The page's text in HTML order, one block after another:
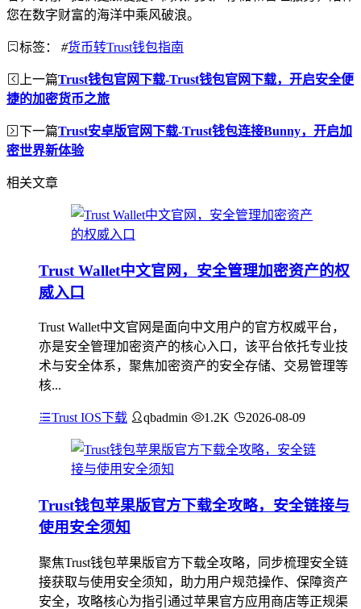
您在数字财富的海洋中乘风破浪。
标签： #货币转Trust钱包指南
上一篇Trust钱包官网下载-Trust钱包官网下载，开启安全便
捷的加密货币之旅
下一篇Trust安卓版官网下载-Trust钱包连接Bunny，开启加
密世界新体验
相关文章
Trust Wallet中文官网，安全管理加密资产的权
威入口
Trust Wallet中文官网是面向中文用户的官方权威平台，
亦是安全管理加密资产的核心入口，该平台依托专业技
术与安全体系，聚焦加密资产的安全存储、交易管理等
核...
Trust IOS下载 qbadmin 1.2K 2026-08-09
Trust钱包苹果版官方下载全攻略，安全链接与
使用安全须知
聚焦Trust钱包苹果版官方下载全攻略，同步梳理安全链
接获取与使用安全须知，助力用户规范操作、保障资产
安全，攻略核心为指引通过苹果官方应用商店等正规渠